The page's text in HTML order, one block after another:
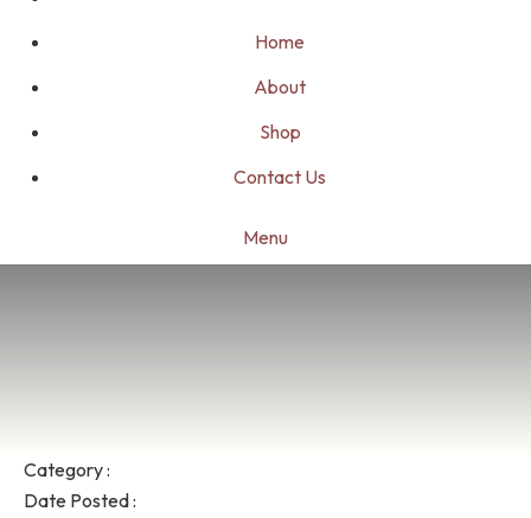
Home
About
Shop
Contact Us
Menu
Category :
Date Posted :